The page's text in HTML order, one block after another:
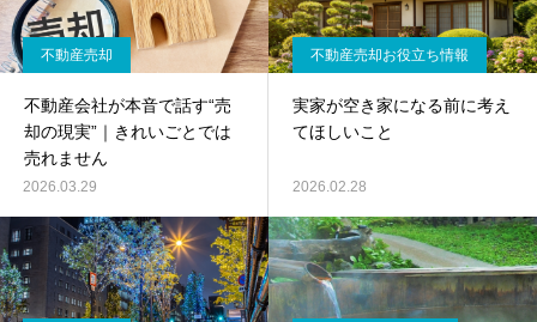
不動産売却
不動産会社が本音で話す“売
却の現実”｜きれいごとでは
売れません
2026.03.29
不動産売却お役立ち情報
実家が空き家になる前に考え
てほしいこと
2026.02.28